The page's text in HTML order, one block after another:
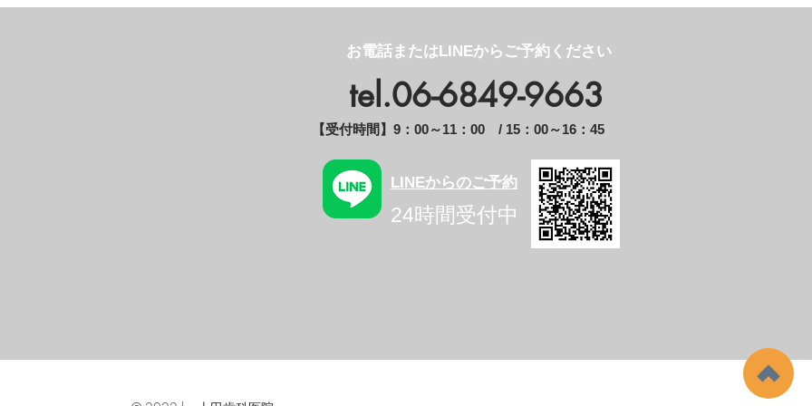
お電話またはLINEからご予約ください
tel.06-6849-9663
【受付時間】9：00～11：00 / 15：00～16：45
LINEからのご予約
24時間受付中